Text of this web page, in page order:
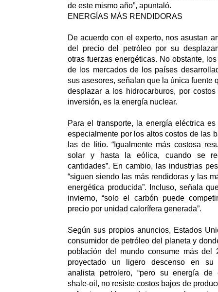
de este mismo año”, apuntaló.
ENERGÍAS MÁS RENDIDORAS
De acuerdo con el experto, nos asustan
del precio del petróleo por su
otras fuerzas energéticas. No obstante,
de los mercados de los países
sus asesores, señalan que la única fuente
desplazar a los hidrocarburos, por
inversión, es la energía nuclear.
Para el transporte, la energía eléctrica
especialmente por los altos costos de las
las de litio. “Igualmente más costosa
solar y hasta la eólica, cuando se
cantidades”. En cambio, las industrias
“siguen siendo las más rendidoras y las
energética producida”. Incluso, señala
invierno, “solo el carbón puede
precio por unidad calorífera generada”.
Según sus propios anuncios, Estados
consumidor de petróleo del planeta y
población del mundo consume más del
proyectado un ligero descenso en su
analista petrolero, “pero su energía de
shale-oil, no resiste costos bajos de